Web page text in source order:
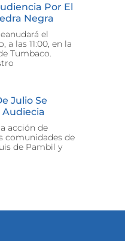
Por El
Negra
el
a las 11:00, en la
Tumbaco.
Julio Se
Audiecia
acción de
comunidades de
de Pambil y